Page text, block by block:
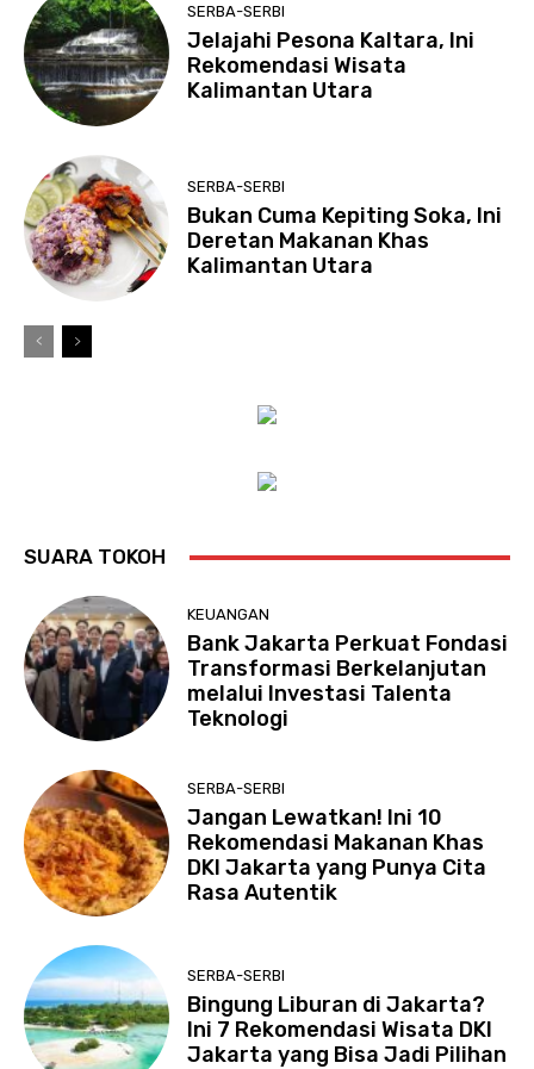
SERBA-SERBI
Jelajahi Pesona Kaltara, Ini
Rekomendasi Wisata
Kalimantan Utara
SERBA-SERBI
Bukan Cuma Kepiting Soka, Ini
Deretan Makanan Khas
Kalimantan Utara
SUARA TOKOH
KEUANGAN
Bank Jakarta Perkuat Fondasi
Transformasi Berkelanjutan
melalui Investasi Talenta
Teknologi
SERBA-SERBI
Jangan Lewatkan! Ini 10
Rekomendasi Makanan Khas
DKI Jakarta yang Punya Cita
Rasa Autentik
SERBA-SERBI
Bingung Liburan di Jakarta?
Ini 7 Rekomendasi Wisata DKI
Jakarta yang Bisa Jadi Pilihan